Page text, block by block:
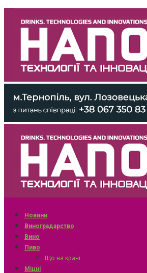
Новини
Виноградарство
Вино
Пиво
Що на крані
Міцні